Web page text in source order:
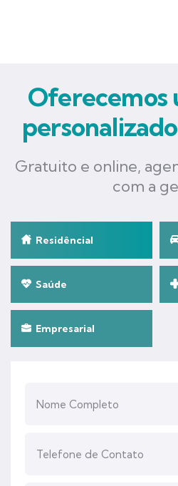
Oferecemos
Gratuito e online,
com a
Residêncial
Saúde
Empresarial